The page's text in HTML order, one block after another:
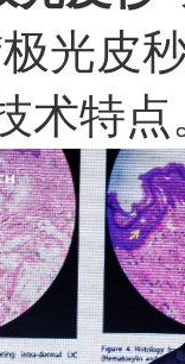
极光皮
术特点